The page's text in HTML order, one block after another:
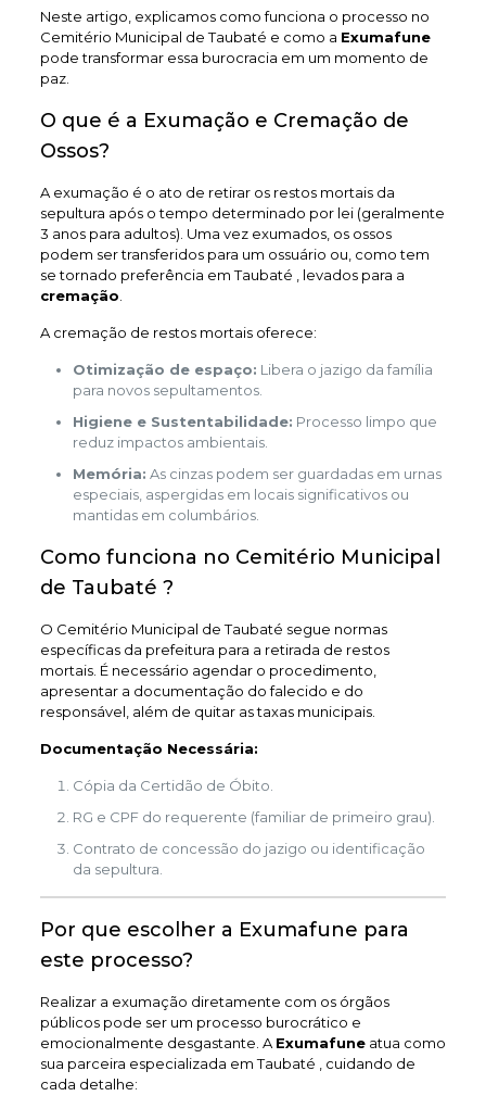
Neste artigo, explicamos como funciona o processo no
Cemitério Municipal de Taubaté e como a Exumafune
pode transformar essa burocracia em um momento de
paz.
O que é a Exumação e Cremação de
Ossos?
A exumação é o ato de retirar os restos mortais da
sepultura após o tempo determinado por lei (geralmente
3 anos para adultos). Uma vez exumados, os ossos
podem ser transferidos para um ossuário ou, como tem
se tornado preferência em Taubaté , levados para a
cremação
A cremação de restos mortais oferece:
Otimização de espaço: Libera o jazigo da família
para novos sepultamentos.
Higiene e Sustentabilidade: Processo limpo que
reduz impactos ambientais.
Memória: As cinzas podem ser guardadas em urnas
especiais, aspergidas em locais significativos ou
mantidas em columbários.
Como funciona no Cemitério Municipal
de Taubaté ?
O Cemitério Municipal de Taubaté segue normas
específicas da prefeitura para a retirada de restos
mortais. É necessário agendar o procedimento,
apresentar a documentação do falecido e do
responsável, além de quitar as taxas municipais.
Documentação Necessária:
Cópia da Certidão de Óbito.
RG e CPF do requerente (familiar de primeiro grau).
Contrato de concessão do jazigo ou identificação
da sepultura.
Por que escolher a Exumafune para
este processo?
Realizar a exumação diretamente com os órgãos
públicos pode ser um processo burocrático e
emocionalmente desgastante. A Exumafuneatua como
sua parceira especializada em Taubaté , cuidando de
cada detalhe: